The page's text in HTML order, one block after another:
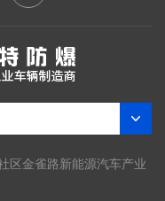
区金雀路新能源汽车产业